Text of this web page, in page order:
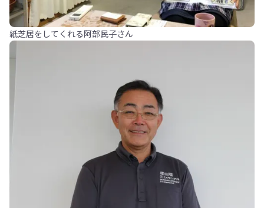
紙芝居をしてくれる阿部民子さん